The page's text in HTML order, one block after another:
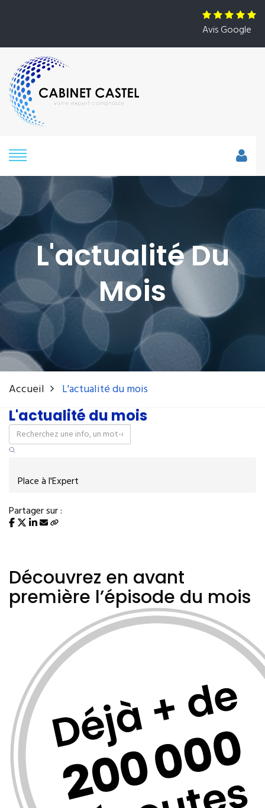
Avis Google
L'actualité Du
Mois
Accueil L'actualité du mois
L'actualité du mois
Place à l'Expert
Partager sur :
Découvrez en avant
première l’épisode du mois